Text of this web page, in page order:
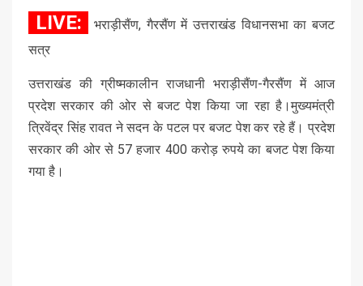
LIVE:
भराड़ीसैंण, गैरसैंण में उत्तराखंड विधानसभा का बजट
सत्र
उत्तराखंड की ग्रीष्मकालीन राजधानी भराड़ीसैंण-गैरसैंण में आज
प्रदेश सरकार की ओर से बजट पेश किया जा रहा है।मुख्यमंत्री
त्रिवेंद्र सिंह रावत ने सदन के पटल पर बजट पेश कर रहे हैं। प्रदेश
सरकार की ओर से 57 हजार 400 करोड़ रुपये का बजट पेश किया
गया है।